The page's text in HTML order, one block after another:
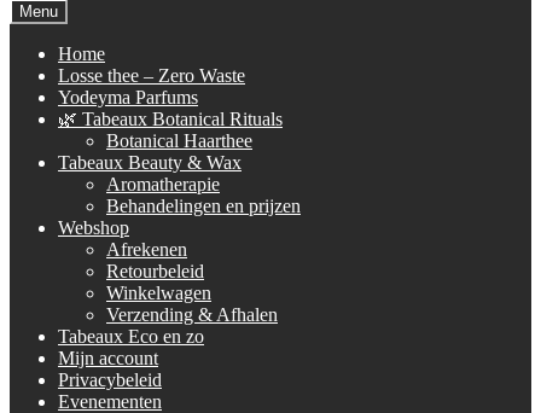
naar:
Menu
Home
Losse thee – Zero Waste
Yodeyma Parfums
🌿 Tabeaux Botanical Rituals
Botanical Haarthee
Tabeaux Beauty & Wax
Aromatherapie
Behandelingen en prijzen
Webshop
Afrekenen
Retourbeleid
Winkelwagen
Verzending & Afhalen
Tabeaux Eco en zo
Mijn account
Privacybeleid
Evenementen